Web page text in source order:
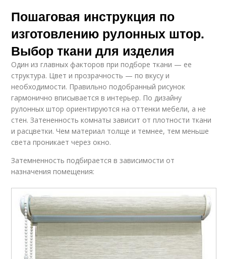
Пошаговая инструкция по
изготовлению рулонных штор.
Выбор ткани для изделия
Один из главных факторов при подборе ткани — ее
структура. Цвет и прозрачность — по вкусу и
необходимости. Правильно подобранный рисунок
гармонично вписывается в интерьер. По дизайну
рулонных штор ориентируются на оттенки мебели, а не
стен. Затененность комнаты зависит от плотности ткани
и расцветки. Чем материал толще и темнее, тем меньше
света проникает через окно.
Затемненность подбирается в зависимости от
назначения помещения: